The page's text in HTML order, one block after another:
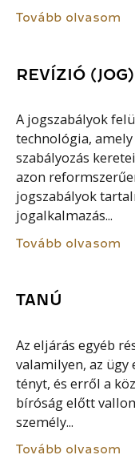
Tovább olvasom
REVÍZIÓ (JOG)
A jogszabályok
technológia,
szabályozás
azon
jogszabályok
jogalkalmazás...
Tovább olvasom
TANÚ
Az eljárás egyéb
valamilyen, az
tényt, és erről a
bíróság előtt
személy...
Tovább olvasom